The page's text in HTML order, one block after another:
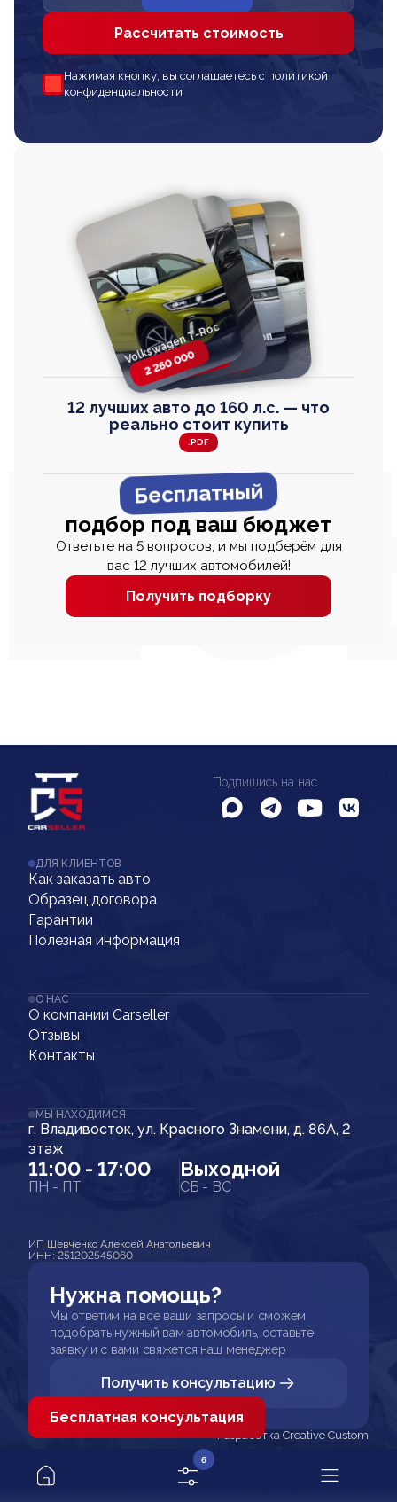
Рассчитать стоимость
Нажимая кнопку, вы соглашаетесь с политикой
конфиденциальности
Volkswagen T-Roc
2 260 000
Toyota Harrier
2 820 000
Honda Step Wagon
2 820 000
Volkswagen
TAYRON
2 670 000
12 лучших авто до 160 л.с. — что
реально стоит купить
.PDF
Бесплатный
подбор под ваш бюджет
Ответьте на 5 вопросов, и мы подберём для
вас 12 лучших автомобилей!
Получить подборку
Подпишись на нас
ДЛЯ КЛИЕНТОВ
Как заказать авто
Образец договора
Гарантии
Полезная информация
О НАС
О компании Carseller
Отзывы
Контакты
МЫ НАХОДИМСЯ
г. Владивосток, ул. Красного Знамени, д. 86А, 2
этаж
11:00 - 17:00
ПН - ПТ
Выходной
СБ - ВС
ИП Шевченко Алексей Анатольевич
ИНН: 251202545060
Нужна помощь?
Мы ответим на все ваши запросы и сможем
подобрать нужный вам автомобиль, оставьте
заявку и с вами свяжется наш менеджер
Получить консультацию
Разработка Creative Custom
6
Бесплатная консультация